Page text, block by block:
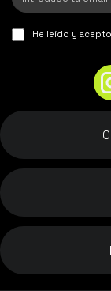
He leído y